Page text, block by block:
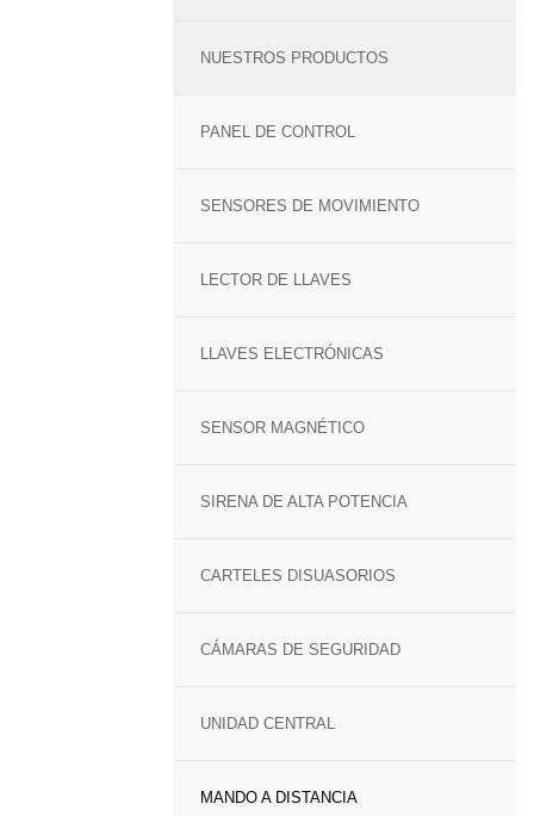
NUESTROS PRODUCTOS
PANEL DE CONTROL
SENSORES DE MOVIMIENTO
LECTOR DE LLAVES
LLAVES ELECTRÓNICAS
SENSOR MAGNÉTICO
SIRENA DE ALTA POTENCIA
CARTELES DISUASORIOS
CÁMARAS DE SEGURIDAD
UNIDAD CENTRAL
MANDO A DISTANCIA